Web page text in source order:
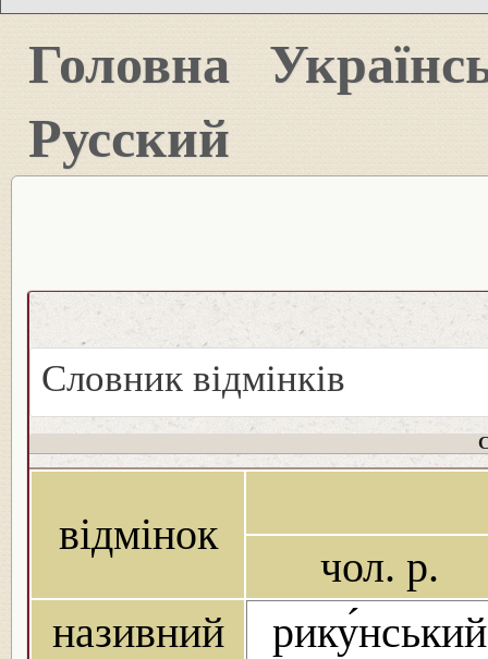
Головна
Русский
Словник відмінків
відмінок
чол. р.
називний
рику́нський